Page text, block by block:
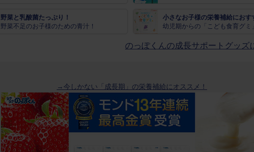
野菜と乳酸菌たっぷり！
野菜不足のお子様のための青汁！
小さなお子様の栄養補給におす
幼児期からの「こども食育グミ」
のっぽくんの成長サポートグッズ
→今しかない「成長期」の栄養補給にオススメ！